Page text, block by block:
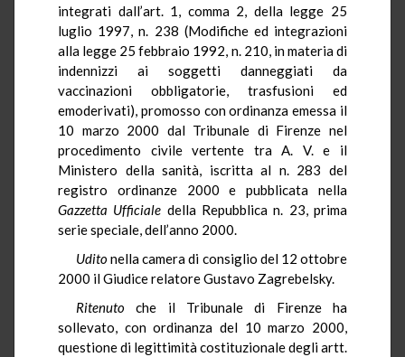
integrati dall’art. 1, comma 2, della legge 25
luglio 1997, n. 238 (Modifiche ed integrazioni
alla legge 25 febbraio 1992, n. 210, in materia di
indennizzi ai soggetti danneggiati da
vaccinazioni obbligatorie, trasfusioni ed
emoderivati), promosso con ordinanza emessa il
10 marzo 2000 dal Tribunale di Firenze nel
procedimento civile vertente tra A. V. e il
Ministero della sanità, iscritta al n. 283 del
registro ordinanze 2000 e pubblicata nella
Gazzetta Ufficiale della Repubblica n. 23, prima
serie speciale, dell’anno 2000.
Uditonella camera di consiglio del 12 ottobre
2000 il Giudice relatore Gustavo Zagrebelsky.
Ritenuto che il Tribunale di Firenze ha
sollevato, con ordinanza del 10 marzo 2000,
questione di legittimità costituzionale degli artt.